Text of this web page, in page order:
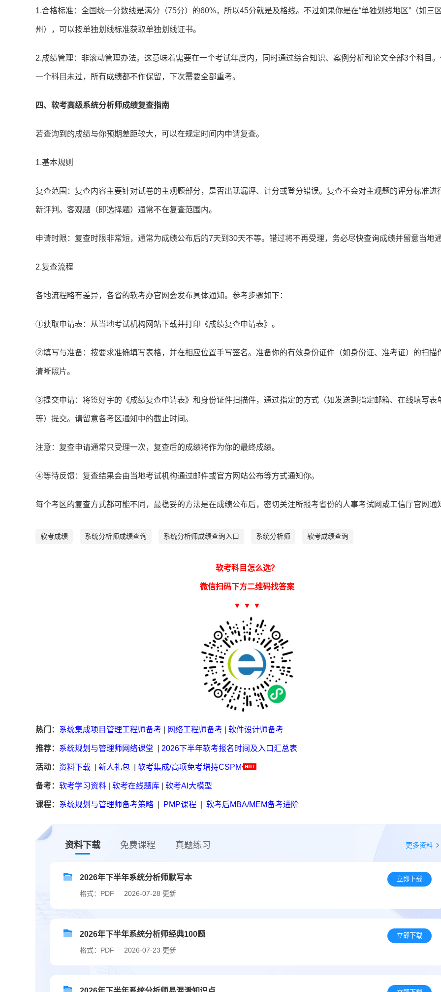
1.合格标准：全国统一分数线是满分（75分）的60%，所以45分就是及格线。不过如果你是在“单独划线地区”（如三
州），可以按单独划线标准获取单独划线证书。
2.成绩管理：非滚动管理办法。这意味着需要在一个考试年度内，同时通过综合知识、案例分析和论文全部3个科目
一个科目未过，所有成绩都不作保留，下次需要全部重考。
四、软考高级系统分析师成绩复查指南
若查询到的成绩与你预期差距较大，可以在规定时间内申请复查。
1.基本规则
复查范围：复查内容主要针对试卷的主观题部分，是否出现漏评、计分或登分错误。复查不会对主观题的评分标准进
新评判。客观题（即选择题）通常不在复查范围内。
申请时限：复查时限非常短，通常为成绩公布后的7天到30天不等。错过将不再受理，务必尽快查询成绩并留意当地通
2.复查流程
各地流程略有差异，各省的软考办官网会发布具体通知。参考步骤如下：
①获取申请表：从当地考试机构网站下载并打印《成绩复查申请表》。
②填写与准备：按要求准确填写表格，并在相应位置手写签名。准备你的有效身份证件（如身份证、准考证）的扫描
清晰照片。
③提交申请：将签好字的《成绩复查申请表》和身份证件扫描件，通过指定的方式（如发送到指定邮箱、在线填写表
等）提交。请留意各考区通知中的截止时间。
注意：复查申请通常只受理一次，复查后的成绩将作为你的最终成绩。
④等待反馈：复查结果会由当地考试机构通过邮件或官方网站公布等方式通知你。
每个考区的复查方式都可能不同，最稳妥的方法是在成绩公布后，密切关注所报考省份的人事考试网或工信厅官网通
软考成绩 系统分析师成绩查询 系统分析师成绩查询入口 系统分析师 软考成绩查询
软考科目怎么选？
微信扫码下方二维码找答案
▼ ▼ ▼
热门： 系统集成项目管理工程师备考 网络工程师备考 软件设计师备考
推荐： 系统规划与管理师网络课堂 2026下半年软考报名时间及入口汇总表
活动： 资料下载 新人礼包 软考集成/高项免考增持CSPM
备考： 软考学习资料 软考在线题库 软考AI大模型
课程： 系统规划与管理师备考策略 PMP课程 软考后MBA/MEM备考进阶
资料下载 免费课程 真题练习 更多资料
2026年下半年系统分析师默写本
格式：PDF 2026-07-28 更新
立即下载
2026年下半年系统分析师经典100题
格式：PDF 2026-07-23 更新
立即下载